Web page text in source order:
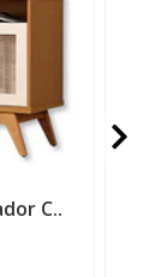
C..